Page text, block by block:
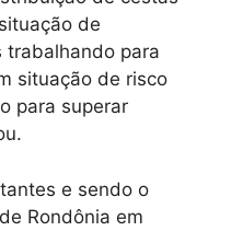
de
trabalhando para
situação de risco
para superar
e sendo o
Rondônia em